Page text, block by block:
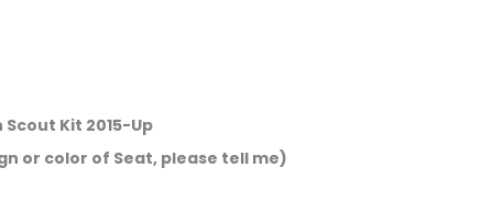
Kit 2015-Up
or color of Seat, please tell me)